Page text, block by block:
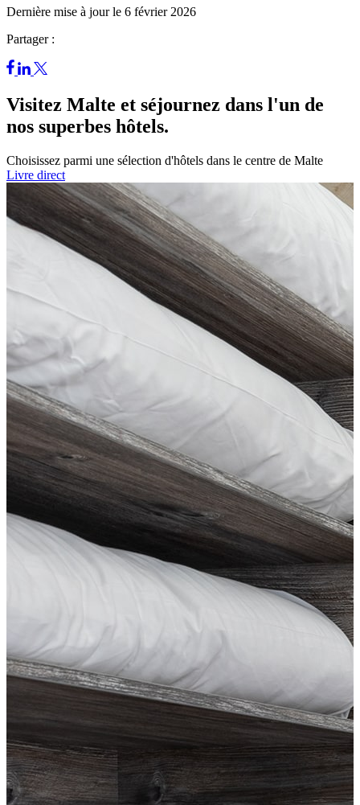
Dernière mise à jour le 6 février 2026
Partager :
Visitez Malte et séjournez dans l'un de
nos superbes hôtels.
Choisissez parmi une sélection d'hôtels dans le centre de Malte
Livre direct